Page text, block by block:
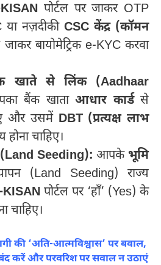
पोर्टल पर जाकर OTP
या नज़दीकी CSC केंद्र (कॉमन
जाकर बायोमेट्रिक e-KYC करवा
खाते से लिंक (Aadhaar
बैंक खाता आधार कार्डसे
और उसमें DBT (प्रत्यक्ष लाभ
होना चाहिए।
Seeding): आपकेभूमि
(Land Seeding) राज्य
KISAN पोर्टल पर ‘हाँ’ (Yes) के
चाहिए।
की ‘अति-आत्मविश्वास’ पर बवाल,
बंद करें और परवरिश पर सवाल न उठाएं